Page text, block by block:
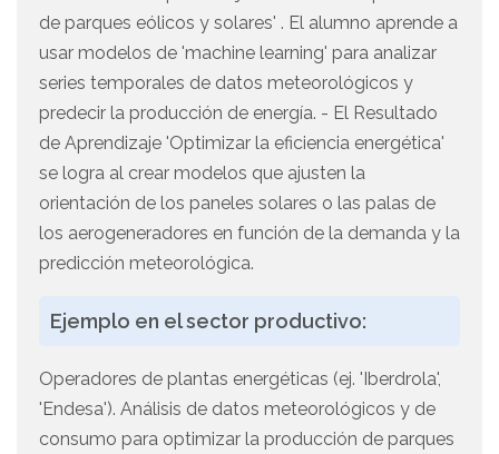
de parques eólicos y solares' . El alumno aprende a
usar modelos de 'machine learning' para analizar
series temporales de datos meteorológicos y
predecir la producción de energía. - El Resultado
de Aprendizaje 'Optimizar la eficiencia energética'
se logra al crear modelos que ajusten la
orientación de los paneles solares o las palas de
los aerogeneradores en función de la demanda y la
predicción meteorológica.
Ejemplo en el sector productivo:
Operadores de plantas energéticas (ej. 'Iberdrola',
'Endesa'). Análisis de datos meteorológicos y de
consumo para optimizar la producción de parques